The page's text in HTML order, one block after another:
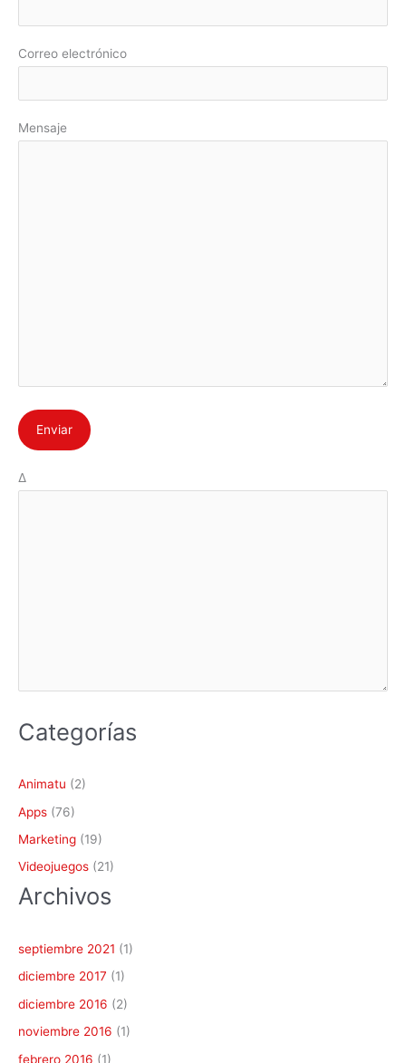
Correo electrónico
Mensaje
Δ
Categorías
Animatu (2)
Apps (76)
Marketing (19)
Videojuegos (21)
Archivos
septiembre 2021 (1)
diciembre 2017 (1)
diciembre 2016 (2)
noviembre 2016 (1)
febrero 2016 (1)